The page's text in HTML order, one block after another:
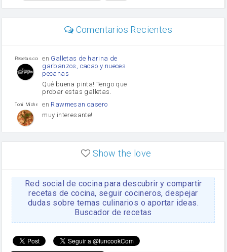
Comentarios Recientes
Recetas con sazon
en Galletas de harina de
garbanzos, cacao y nueces
pecanas
Qué buena pinta! Tengo que
probar estas galletas.
Toni Michel Caubet
en Rawmesan casero
muy interesante!
enLasaña casera fácil y
HOJALDROSA TV
enGachas de la abuela
Rosa
https://youtu.be/Mz69gcVO3sI
Rosa enReceta Del Bizcocho
Disculpa. En la foto aparece
el bizcocho de xoco y en el
Show the love
Red social de cocina para descubrir y compartir
recetas de cocina, seguir cocineros, despejar
dudas sobre temas culinarios o aportar ideas.
Buscador de recetas